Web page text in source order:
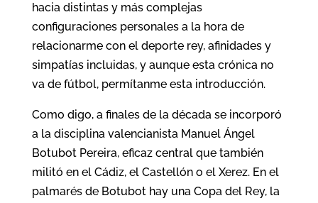
hacia distintas y más complejas
configuraciones personales a la hora de
relacionarme con el deporte rey, afinidades y
simpatías incluidas, y aunque esta crónica no
va de fútbol, permítanme esta introducción.
Como digo, a finales de la década se incorporó
a la disciplina valencianista Manuel Ángel
Botubot Pereira, eficaz central que también
militó en el Cádiz, el Castellón o el Xerez. En el
palmarés de Botubot hay una Copa del Rey, la